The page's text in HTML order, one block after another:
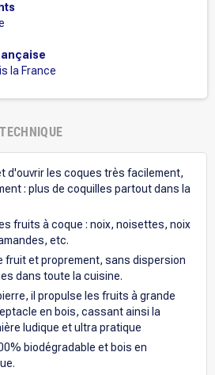
la France
d'ouvrir les coques très facilement,
: plus de coquilles partout dans la
fruits à coque : noix, noisettes, noix
etc.
fruit et proprement, sans dispersion
dans toute la cuisine.
il propulse les fruits à grande
en bois, cassant ainsi la
ludique et ultra pratique
biodégradable et bois en